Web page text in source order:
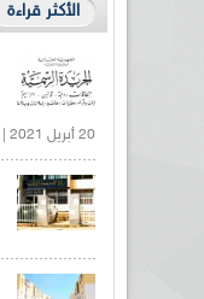
الأكثر قراءة
20 أبريل 2021 |